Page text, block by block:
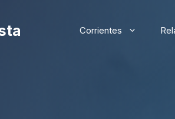
Corrientes